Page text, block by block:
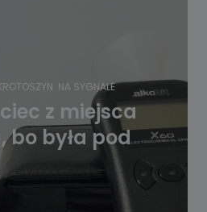
NA SYGNALE
z miejsca
bo była pod